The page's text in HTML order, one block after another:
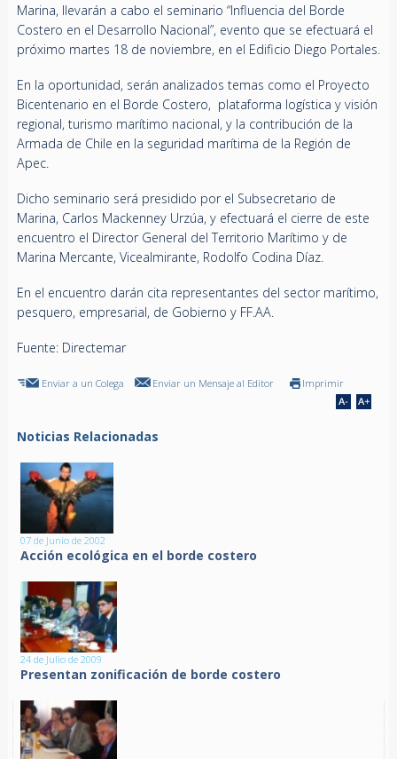
Marina, llevarán a cabo el seminario “Influencia del Borde
Costero en el Desarrollo Nacional”, evento que se efectuará el
próximo martes 18 de noviembre, en el Edificio Diego Portales.
En la oportunidad, serán analizados temas como el Proyecto
Bicentenario en el Borde Costero, plataforma logística y visión
regional, turismo marítimo nacional, y la contribución de la
Armada de Chile en la seguridad marítima de la Región de
Apec.
Dicho seminario será presidido por el Subsecretario de
Marina, Carlos Mackenney Urzúa, y efectuará el cierre de este
encuentro el Director General del Territorio Marítimo y de
Marina Mercante, Vicealmirante, Rodolfo Codina Díaz.
En el encuentro darán cita representantes del sector marítimo,
pesquero, empresarial, de Gobierno y FF.AA.
Fuente: Directemar
Enviar a un Colega Enviar un Mensaje al Editor Imprimir
Noticias Relacionadas
07 de Junio de 2002
Acción ecológica en el borde costero
24 de Julio de 2009
Presentan zonificación de borde costero